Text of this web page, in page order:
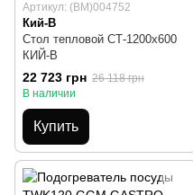
Артикул: (BM)004752
Кий-В
Стол тепловой СТ-1200х600
КИЙ-В
22 723 грн 26 118 грн
В наличии
Купить